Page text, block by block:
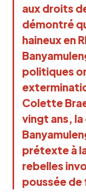
aux droits
démontré
haineux en
politiques
Colette
vingt ans,
prétexte à
rebelles
poussée